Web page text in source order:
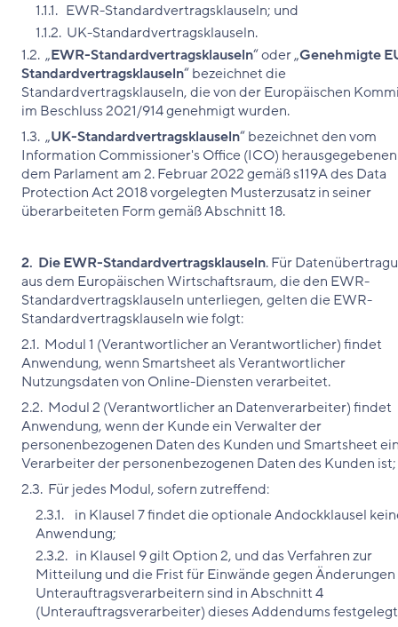
1.1.1. EWR-Standardvertragsklauseln; und
1.1.2. UK-Standardvertragsklauseln.
1.2. „EWR-Standardvertragsklauseln“ oder „Genehmigte
Standardvertragsklauseln“ bezeichnet die
Standardvertragsklauseln, die von der Europäischen
im Beschluss 2021/914 genehmigt wurden.
1.3. „UK-Standardvertragsklauseln“ bezeichnet den vom
Information Commissioner's Office (ICO)
dem Parlament am 2. Februar 2022 gemäß s119A des Data
Protection Act 2018 vorgelegten Musterzusatz in seiner
überarbeiteten Form gemäß Abschnitt ‎18.
2. Die EWR-Standardvertragsklauseln. Für
aus dem Europäischen Wirtschaftsraum, die den EWR-
Standardvertragsklauseln unterliegen, gelten die EWR-
Standardvertragsklauseln wie folgt:
2.1. Modul 1 (Verantwortlicher an Verantwortlicher) findet
Anwendung, wenn Smartsheet als Verantwortlicher
Nutzungsdaten von Online-Diensten verarbeitet.
2.2. Modul 2 (Verantwortlicher an Datenverarbeiter) findet
Anwendung, wenn der Kunde ein Verwalter der
personenbezogenen Daten des Kunden und Smartsheet
Verarbeiter der personenbezogenen Daten des Kunden ist;
2.3. Für jedes Modul, sofern zutreffend:
2.3.1. in Klausel 7 findet die optionale Andockklausel
Anwendung;
2.3.2. in Klausel 9 gilt Option 2, und das Verfahren zur
Mitteilung und die Frist für Einwände gegen Änderungen
Unterauftragsverarbeitern sind in Abschnitt 4
(Unterauftragsverarbeiter) dieses Addendums